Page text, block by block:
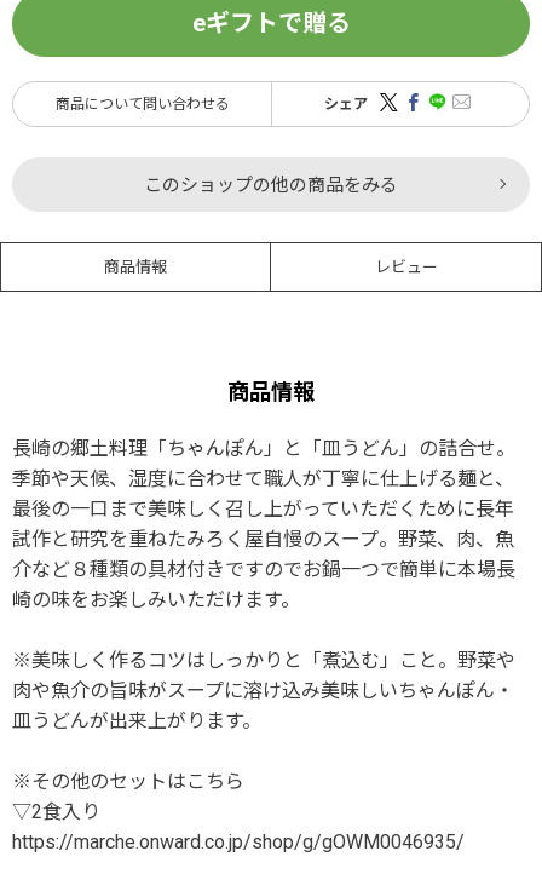
eギフトで贈る
商品について問い合わせる シェア
このショップの他の商品をみる
商品情報 レビュー
商品情報
長崎の郷土料理「ちゃんぽん」と「皿うどん」の詰合せ。
季節や天候、湿度に合わせて職人が丁寧に仕上げる麺と、
最後の一口まで美味しく召し上がっていただくために長年
試作と研究を重ねたみろく屋自慢のスープ。野菜、肉、魚
介など８種類の具材付きですのでお鍋一つで簡単に本場長
崎の味をお楽しみいただけます。
※美味しく作るコツはしっかりと「煮込む」こと。野菜や
肉や魚介の旨味がスープに溶け込み美味しいちゃんぽん・
皿うどんが出来上がります。
※その他のセットはこちら
▽2食入り
https://marche.onward.co.jp/shop/g/gOWM0046935/